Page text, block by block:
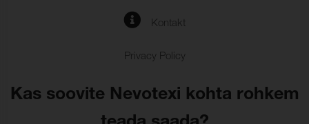
Kontakt
Privacy Policy
Kas soovite Nevotexi kohta rohkem